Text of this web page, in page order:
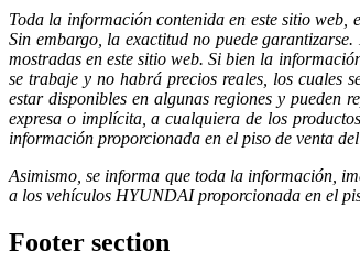
Toda la información contenida en este sitio
Sin embargo, la exactitud no puede
mostradas en este sitio web. Si bien la
se trabaje y no habrá precios reales, los cuales
estar disponibles en algunas regiones y
expresa o implícita, a cualquiera de los
información proporcionada en el piso de venta
Asimismo, se informa que toda la información,
a los vehículos HYUNDAI proporcionada en el
Footer section